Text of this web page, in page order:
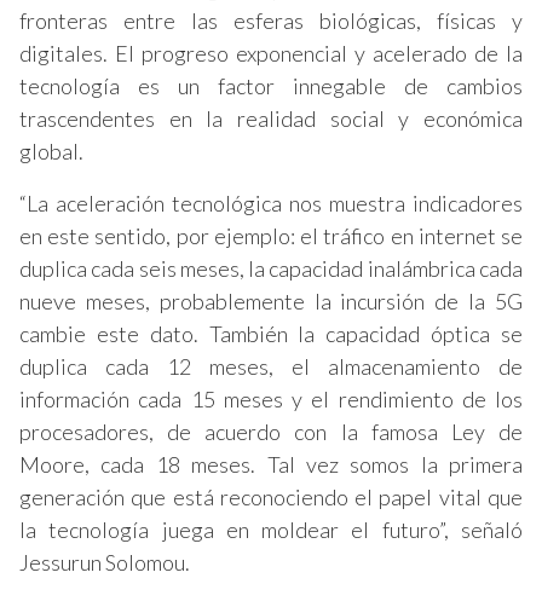
fronteras entre las esferas biológicas, físicas y
digitales. El progreso exponencial y acelerado de la
tecnología es un factor innegable de cambios
trascendentes en la realidad social y económica
global.
“La aceleración tecnológica nos muestra indicadores
en este sentido, por ejemplo: el tráfico en internet se
duplica cada seis meses, la capacidad inalámbrica cada
nueve meses, probablemente la incursión de la 5G
cambie este dato. También la capacidad óptica se
duplica cada 12 meses, el almacenamiento de
información cada 15 meses y el rendimiento de los
procesadores, de acuerdo con la famosa Ley de
Moore, cada 18 meses. Tal vez somos la primera
generación que está reconociendo el papel vital que
la tecnología juega en moldear el futuro”, señaló
Jessurun Solomou.